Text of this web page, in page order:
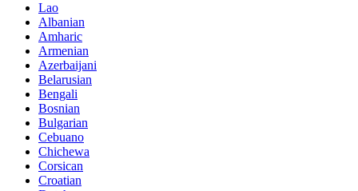
Lao
Albanian
Amharic
Armenian
Azerbaijani
Belarusian
Bengali
Bosnian
Bulgarian
Cebuano
Chichewa
Corsican
Croatian